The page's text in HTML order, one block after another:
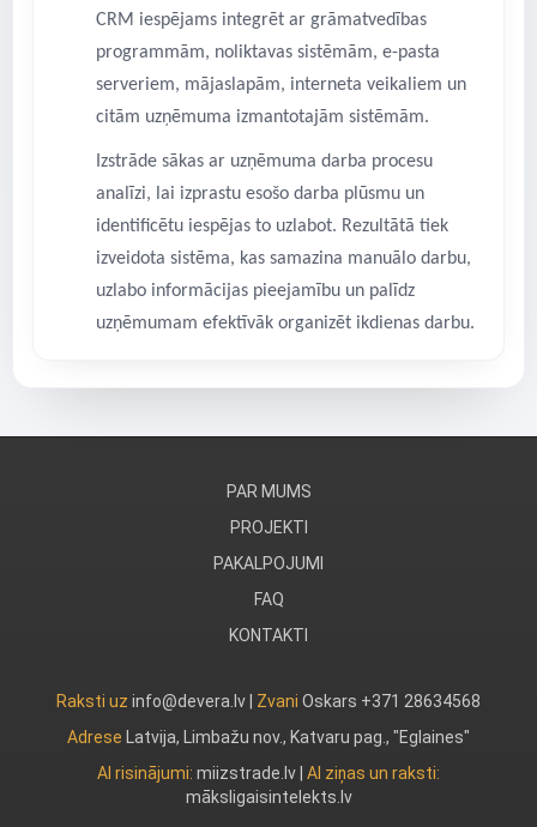
CRM iespējams integrēt ar grāmatvedības
programmām, noliktavas sistēmām, e-pasta
serveriem, mājaslapām, interneta veikaliem un
citām uzņēmuma izmantotajām sistēmām.
Izstrāde sākas ar uzņēmuma darba procesu
analīzi, lai izprastu esošo darba plūsmu un
identificētu iespējas to uzlabot. Rezultātā tiek
izveidota sistēma, kas samazina manuālo darbu,
uzlabo informācijas pieejamību un palīdz
uzņēmumam efektīvāk organizēt ikdienas darbu.
PAR MUMS
PROJEKTI
PAKALPOJUMI
FAQ
KONTAKTI
Raksti uz info@devera.lv | Zvani Oskars +371 28634568
Adrese
Latvija, Limbažu nov., Katvaru pag., "Eglaines"
AI risinājumi: miizstrade.lv AI ziņas un raksti:
māksligaisintelekts.lv